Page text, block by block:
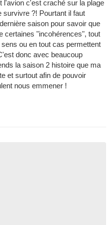
l'avion c'est craché sur la plage
survivre ?! Pourtant il faut
saison pour savoir que
certaines "incohérences", tout
ou en tout cas permettent
donc avec beaucoup
la saison 2 histoire que ma
et surtout afin de pouvoir
nous emmener !